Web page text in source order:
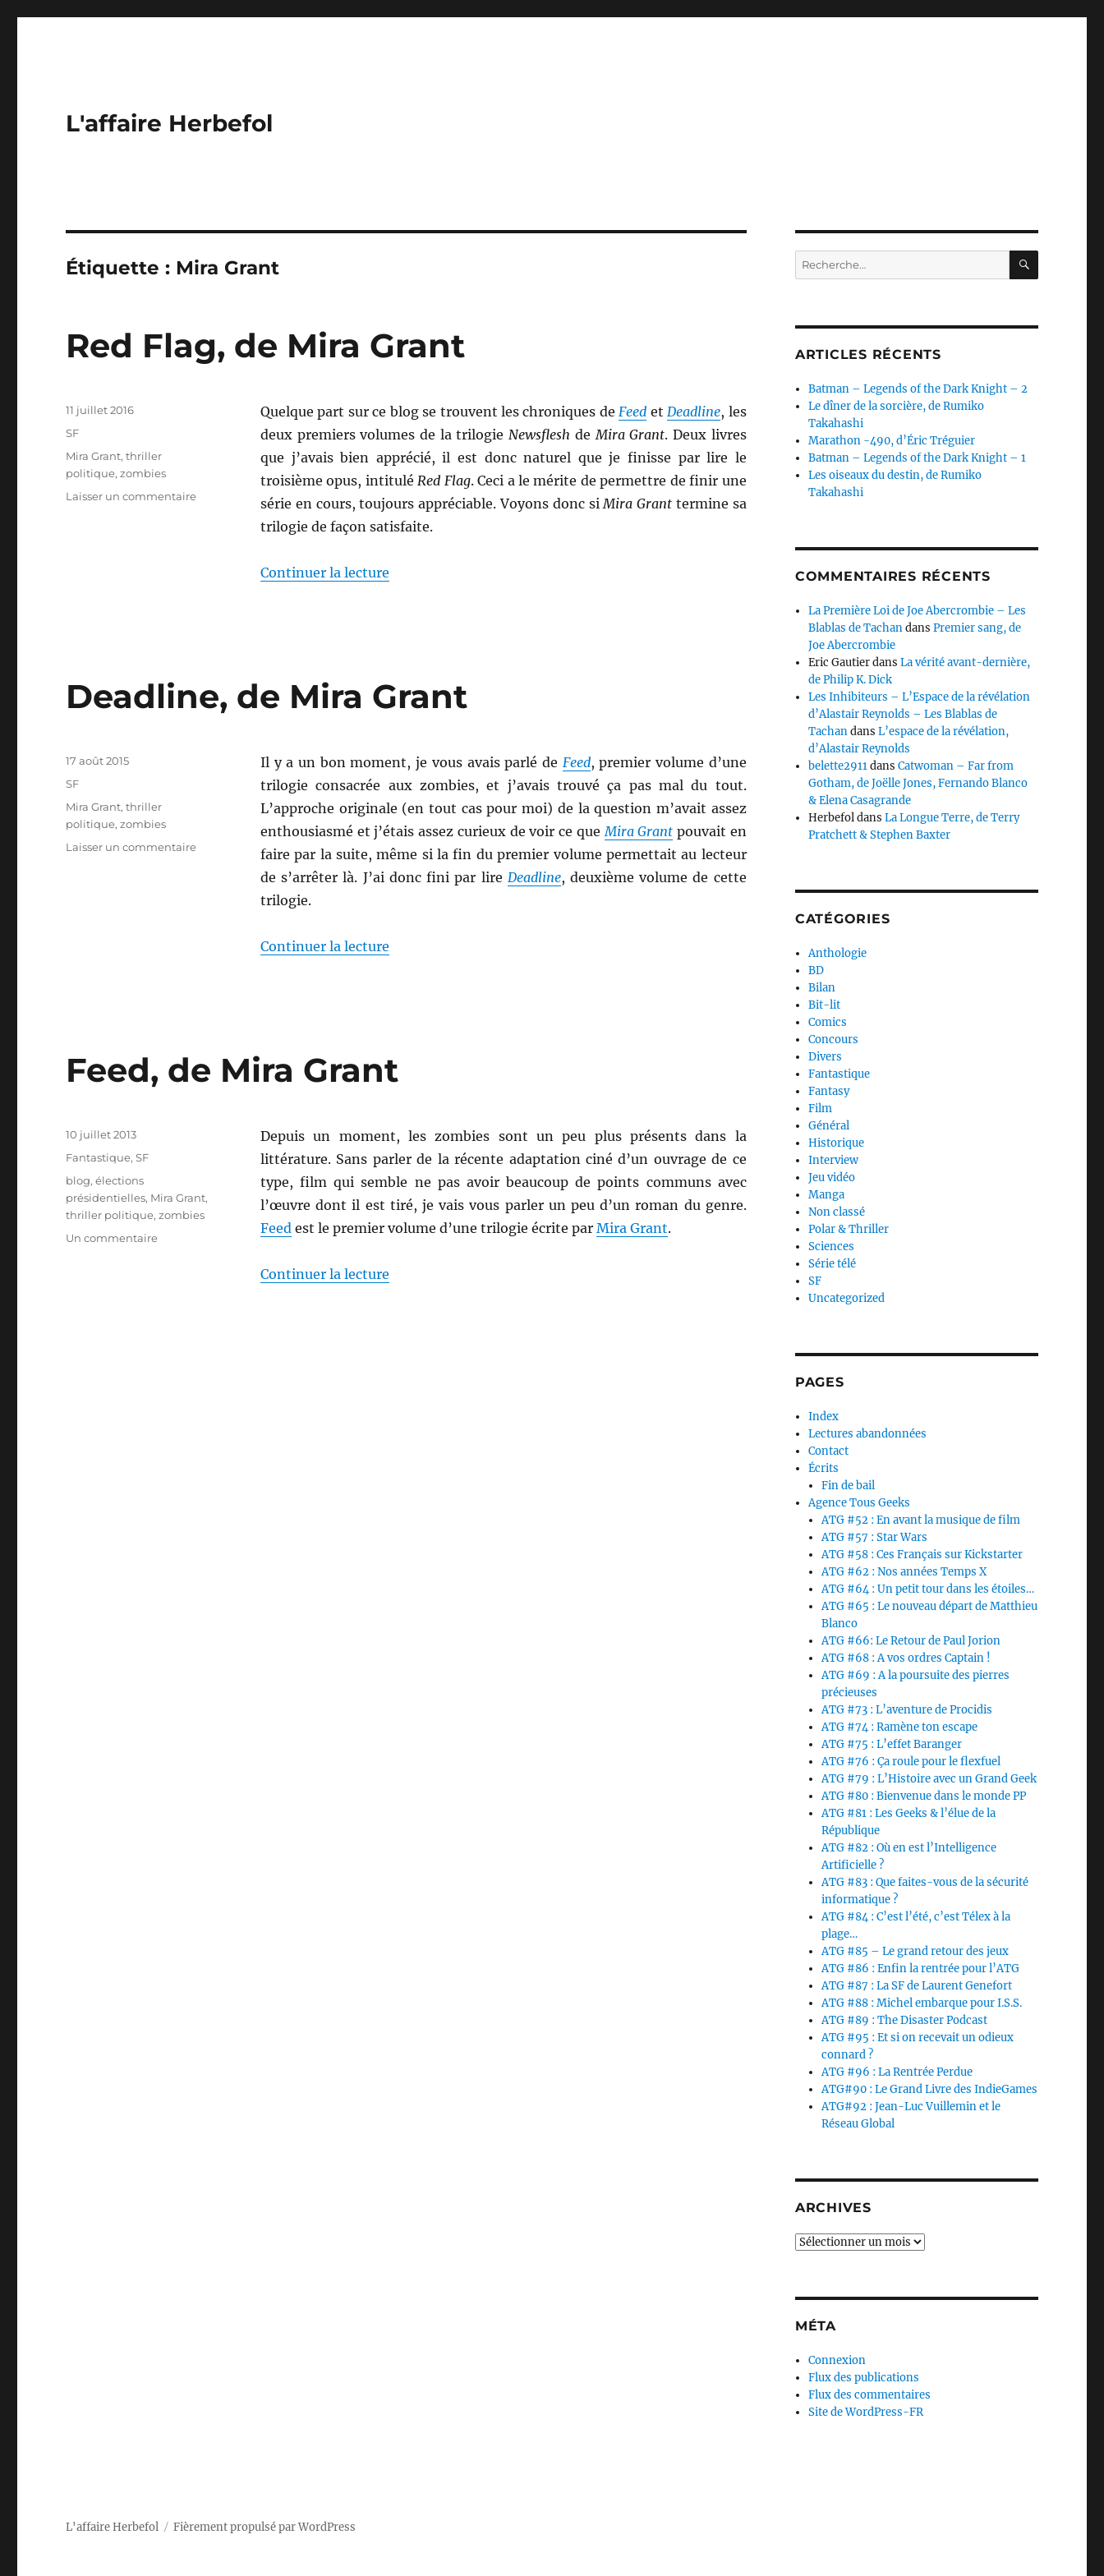
L'affaire Herbefol
Étiquette : Mira Grant
Red Flag, de Mira Grant
Quelque part sur ce blog se trouvent les chroniques deFeed etDeadline, les
deux premiers volumes de la trilogieNewsflesh deMira Grant. Deux livres
que j’avais bien apprécié, il est donc naturel que je finisse par lire le
troisième opus, intituléRed Flag. Ceci a le mérite de permettre de finir une
série en cours, toujours appréciable. Voyons donc siMira Grant termine sa
trilogie de façon satisfaite.
Continuer la lecturede « Red Flag, de Mira Grant »
Publié
11 juillet 2016
Catégories
SF
Étiquettes
Mira Grant,thriller
politique,zombies
Laisser un commentairesur
Deadline, de Mira Grant
Il y a un bon moment, je vous avais parlé de Feed, premier volume d’une
trilogie consacrée aux zombies, et j’avais trouvé ça pas mal du tout.
L’approche originale (en tout cas pour moi) de la question m’avait assez
enthousiasmé et j’étais assez curieux de voir ce queMira Grant pouvait en
faire par la suite, même si la fin du premier volume permettait au lecteur
de s’arrêter là. J’ai donc fini par lire Deadline, deuxième volume de cette
trilogie.
Continuer la lecturede « Deadline, de Mira Grant »
Publié
17 août 2015
Catégories
SF
Étiquettes
Mira Grant,thriller
politique,zombies
Laisser un commentairesur
Feed, de Mira Grant
Depuis un moment, les zombies sont un peu plus présents dans la
littérature. Sans parler de la récente adaptation ciné d’un ouvrage de ce
type, film qui semble ne pas avoir beaucoup de points communs avec
l’œuvre dont il est tiré, je vais vous parler un peu d’un roman du genre.
Feedest le premier volume d’une trilogie écrite par Mira Grant.
Continuer la lecturede « Feed, de Mira Grant »
Publié
10 juillet 2013
Catégories
Fantastique,SF
Étiquettes
blog,élections
présidentielles, Mira Grant,
thriller politique,zombies
Un commentairesur
Recherche
pour :
ARTICLES RÉCENTS
Batman – Legends of the Dark Knight – 2
Le dîner de la sorcière, de Rumiko
Takahashi
Marathon -490, d’Éric Tréguier
Batman – Legends of the Dark Knight – 1
Les oiseaux du destin, de Rumiko
Takahashi
COMMENTAIRES RÉCENTS
La Première Loi de Joe Abercrombie – Les
Blablas de TachandansPremier sang, de
Joe Abercrombie
Eric GautierdansLa vérité avant-dernière,
de Philip K. Dick
Les Inhibiteurs – L’Espace de la révélation
d’Alastair Reynolds – Les Blablas de
TachandansL’espace de la révélation,
d’Alastair Reynolds
belette2911dansCatwoman – Far from
Gotham, de Joëlle Jones, Fernando Blanco
& Elena Casagrande
HerbefoldansLa Longue Terre, de Terry
Pratchett & Stephen Baxter
CATÉGORIES
Anthologie
BD
Bilan
Bit-lit
Comics
Concours
Divers
Fantastique
Fantasy
Film
Général
Historique
Interview
Jeu vidéo
Manga
Non classé
Polar & Thriller
Sciences
Série télé
SF
Uncategorized
PAGES
Index
Lectures abandonnées
Contact
Écrits
Fin de bail
Agence Tous Geeks
ATG #52 : En avant la musique de film
ATG #57 : Star Wars
ATG #58 : Ces Français sur Kickstarter
ATG #62 : Nos années Temps X
ATG #64 : Un petit tour dans les étoiles…
ATG #65 : Le nouveau départ de Matthieu
Blanco
ATG #66: Le Retour de Paul Jorion
ATG #68 : A vos ordres Captain !
ATG #69 : A la poursuite des pierres
précieuses
ATG #73 : L’aventure de Procidis
ATG #74 : Ramène ton escape
ATG #75 : L’effet Baranger
ATG #76 : Ça roule pour le flexfuel
ATG #79 : L’Histoire avec un Grand Geek
ATG #80 : Bienvenue dans le monde PP
ATG #81 : Les Geeks & l’élue de la
République
ATG #82 : Où en est l’Intelligence
Artificielle ?
ATG #83 : Que faites-vous de la sécurité
informatique ?
ATG #84 : C’est l’été, c’est Télex à la
plage…
ATG #85 – Le grand retour des jeux
ATG #86 : Enfin la rentrée pour l’ATG
ATG #87 : La SF de Laurent Genefort
ATG #88 : Michel embarque pour I.S.S.
ATG #89 : The Disaster Podcast
ATG #95 : Et si on recevait un odieux
connard ?
ATG #96 : La Rentrée Perdue
ATG#90 : Le Grand Livre des IndieGames
ATG#92 : Jean-Luc Vuillemin et le
Réseau Global
ARCHIVES
Archives
MÉTA
Connexion
Flux des publications
Flux des commentaires
Site de WordPress-FR
L'affaire Herbefol Fièrement propulsé par WordPress